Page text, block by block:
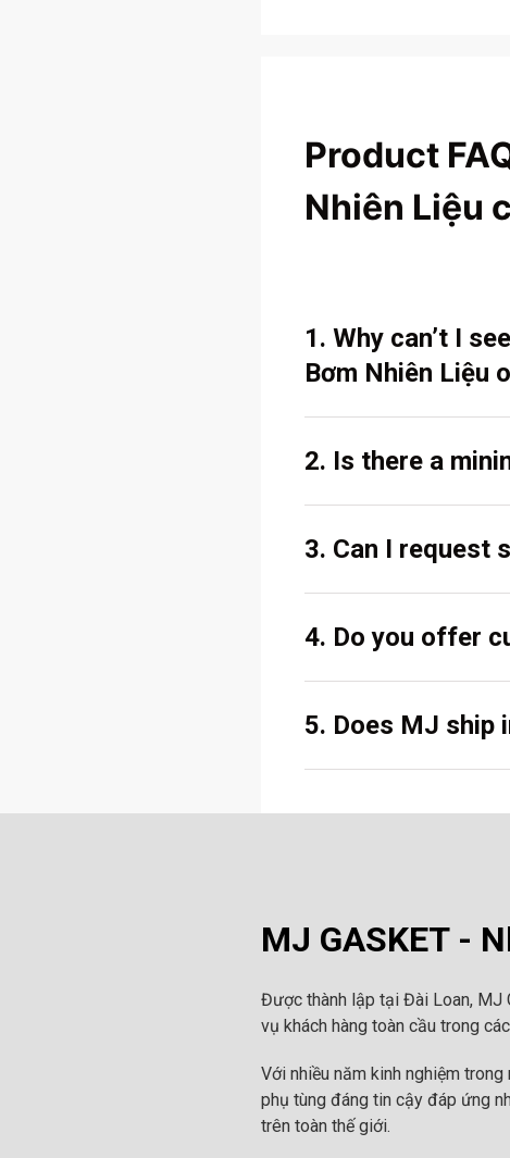
Product
Nhiên Liệu
1. Why can’t I
Bơm Nhiên Liệu
2. Is there a
3. Can I request
4. Do you offer
5. Does MJ ship
MJ GASKET -
Được thành lập tại Đài Loan, MJ
vụ khách hàng toàn cầu trong
Với nhiều năm kinh nghiệm
phụ tùng đáng tin cậy đáp ứng
trên toàn thế giới.